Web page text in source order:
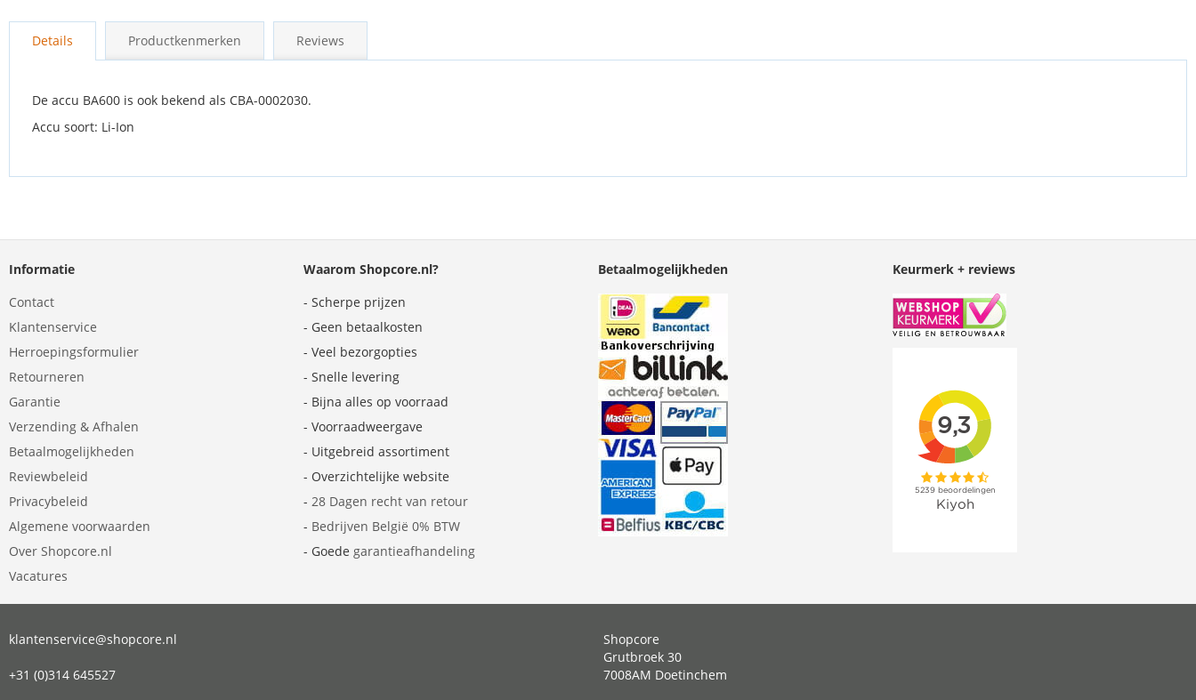
naar
gallerij
Details Productkenmerken Reviews
De accu BA600 is ook bekend als CBA-0002030.
Accu soort: Li-Ion
Informatie
Contact
Klantenservice
Herroepingsformulier
Retourneren
Garantie
Verzending & Afhalen
Betaalmogelijkheden
Reviewbeleid
Privacybeleid
Algemene voorwaarden
Over Shopcore.nl
Vacatures
Waarom Shopcore.nl?
- Scherpe prijzen
- Geen betaalkosten
- Veel bezorgopties
- Snelle levering
- Bijna alles op voorraad
- Voorraadweergave
- Uitgebreid assortiment
- Overzichtelijke website
- 28 Dagen recht van retour
- Bedrijven België 0% BTW
- Goede garantieafhandeling
Betaalmogelijkheden Keurmerk + reviews
klantenservice@shopcore.nl
+31 (0)314 645527
Shopcore
Grutbroek 30
7008AM Doetinchem